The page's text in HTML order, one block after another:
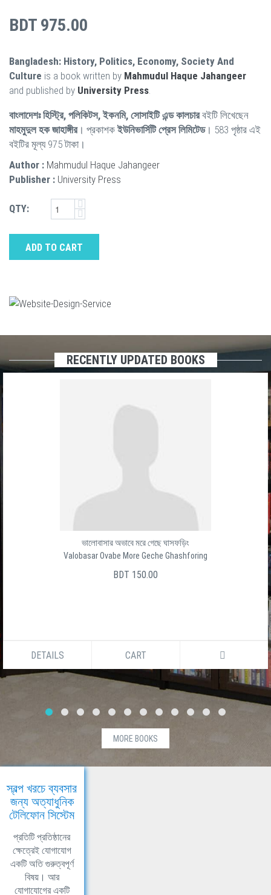
BDT 975.00
Bangladesh: History, Politics, Economy, Society And
Culture is a book written by Mahmudul Haque Jahangeer
and published by University Press
বাংলাদেশঃ হিস্ট্রি, পলিকিটস, ইকনমি, সোসাইটি এন্ড কালচারবইটি লিখেছেন
মাহমুদুল হক জাহাঙ্গীর। প্রকাশকইউনিভার্সিটি প্রেস লিমিটেড। 583 পৃষ্ঠার এই
বইটির মূল্য 975 টাকা।
Author : Mahmudul Haque Jahangeer
Publisher : University Press
QTY:
ADD TO CART
RECENTLY UPDATED BOOKS
ভালোবাসার অভাবে মরে গেছে ঘাসফড়িং
Valobasar Ovabe More Geche Ghashforing
BDT 150.00
DETAILS CART
MORE BOOKS
স্বল্প খরচে ব্যবসার
জন্য অত্যাধুনিক
টেলিফোন সিস্টেম
প্রতিটি প্রতিষ্ঠানের
ক্ষেত্রেই যোগাযোগ
একটি অতি গুরুত্বপূর্ণ
বিষয়। আর
যোগাযোগের একটি